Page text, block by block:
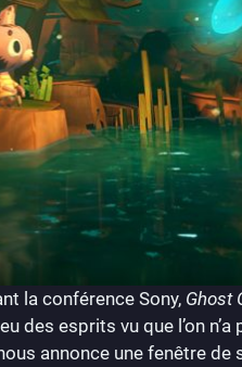
la conférence Sony, Ghost
des esprits vu que l’on
annonce une fenêtre de